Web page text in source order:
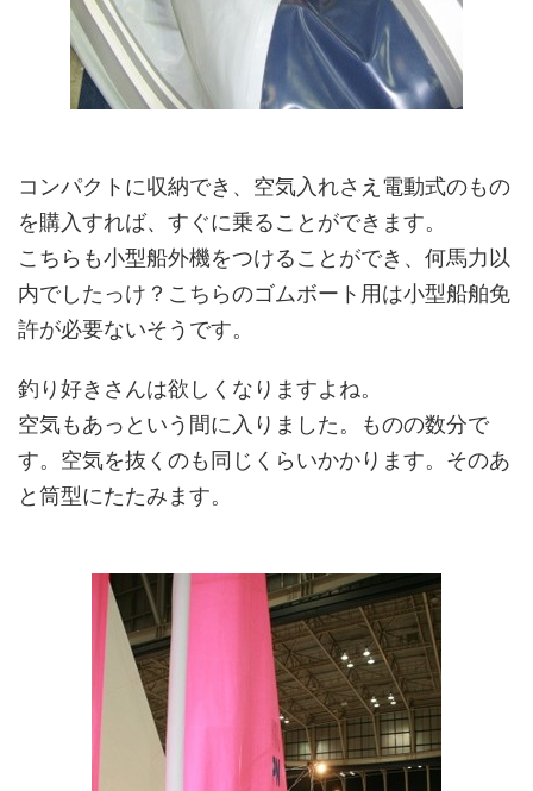
コンパクトに収納でき、空気入れさえ電動式のもの
を購入すれば、すぐに乗ることができます。
こちらも小型船外機をつけることができ、何馬力以
内でしたっけ？こちらのゴムボート用は小型船舶免
許が必要ないそうです。
釣り好きさんは欲しくなりますよね。
空気もあっという間に入りました。ものの数分で
す。空気を抜くのも同じくらいかかります。そのあ
と筒型にたたみます。